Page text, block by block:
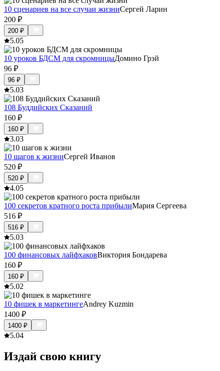
10 сценариев на все случаи жизниСергей Ларин
200 ₽
200 ₽
5.05
10 уроков БДСМ для скромницыДомино Грэй
96 ₽
96 ₽
5.03
108 Буддийских Сказаний
160 ₽
160 ₽
3.03
10 шагов к жизниСергей Иванов
520 ₽
520 ₽
4.05
100 секретов кратного роста прибылиМария Сергеева
516 ₽
516 ₽
5.03
100 финансовых лайфхаковВиктория Бондарева
160 ₽
160 ₽
5.02
10 фишек в маркетингеAndrey Kuzmin
1400 ₽
1400 ₽
5.04
Издай свою книгу